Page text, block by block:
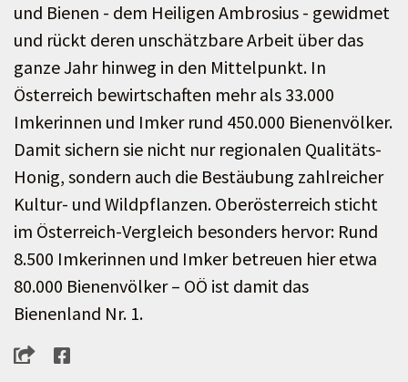
und Bienen - dem Heiligen Ambrosius - gewidmet
und rückt deren unschätzbare Arbeit über das
ganze Jahr hinweg in den Mittelpunkt. In
Österreich bewirtschaften mehr als 33.000
Imkerinnen und Imker rund 450.000 Bienenvölker.
Damit sichern sie nicht nur regionalen Qualitäts-
Honig, sondern auch die Bestäubung zahlreicher
Kultur- und Wildpflanzen. Oberösterreich sticht
im Österreich-Vergleich besonders hervor: Rund
8.500 Imkerinnen und Imker betreuen hier etwa
80.000 Bienenvölker – OÖ ist damit das
Bienenland Nr. 1.